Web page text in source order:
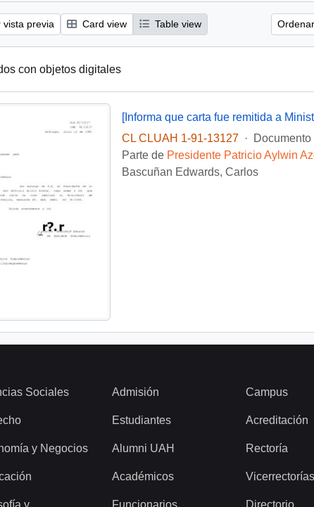
vista previa Card view Table view
con objetos digitales
CL CLUAH 1-91-13127
· Documento
Parte de Presidente Patricio Aylwin
Bascuñan Edwards, Carlos
Sociales
y Negocios
y
Admisión
Estudiantes
Alumni UAH
Académicos
Funcionarios
Campus
Acreditación
Rectoría
Vicerrectorías
Directorio